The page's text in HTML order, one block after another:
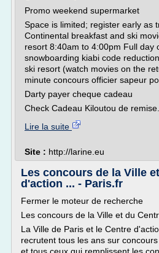
Promo weekend supermarket
Space is limited; register early as
Continental breakfast and ski
resort 8:40am to 4:00pm Full day
snowboarding kiabi code
ski resort (watch movies on the
minute concours officier sapeur
Darty payer cheque cadeau
Check Cadeau Kiloutou de remise...
Lire la suite
Site : http://larine.eu
Les concours de la Ville
d'action ... - Paris.fr
Fermer le moteur de recherche
Les concours de la Ville et du
La Ville de Paris et le Centre
recrutent tous les ans sur